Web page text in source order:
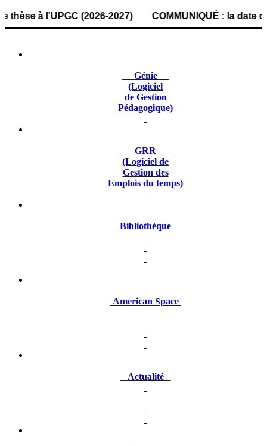
à l'UPGC (2026-2027) COMMUNIQUÉ : la date
Génie
(Logiciel
de Gestion
Pédagogique)
GRR
(Logiciel de
Gestion des
Emplois du temps)
Bibliothèque
American Space
Actualité